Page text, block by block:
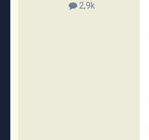
2,9k